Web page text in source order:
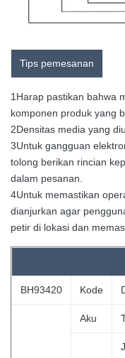
Tips pemesanan
1Harap pastikan bahwa
komponen produk yang
2Densitas media yang
3Untuk gangguan
tolong berikan rincian
dalam pesanan.
4Untuk memastikan
dianjurkan agar
petir di lokasi dan
BH93420 Kode
Aku